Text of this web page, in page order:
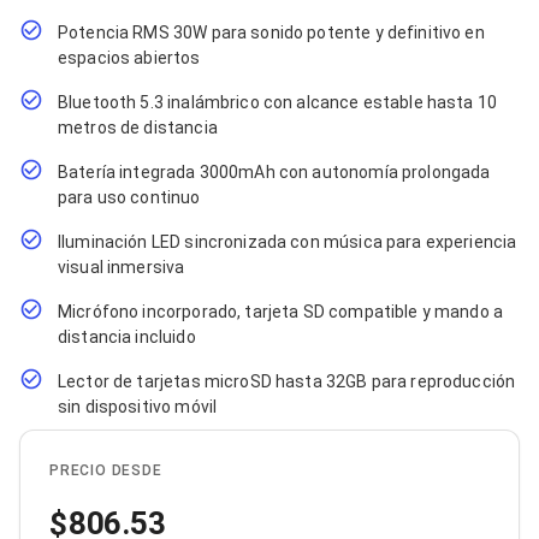
Cables Coaxiales
Accesorios para Cables
Jacks de Red
Conectores
Tapas y Cajas
Pinzas Ponchadoras
Probadores de Cable
Protectores para Cables
Cables para Impresoras
Cableado Estructurado
Sujetadores de Cables
Cinchos
Adaptadores
Adaptadores PC
Adaptadores PC USB
Adaptadores PC Serial
Adaptadores PC IDE
Adaptadores PC Teclado
Potencia RMS 30W para sonido potente y definitivo en
espacios abiertos
Bluetooth 5.3 inalámbrico con alcance estable hasta 10
metros de distancia
Batería integrada 3000mAh con autonomía prolongada
para uso continuo
Iluminación LED sincronizada con música para experiencia
visual inmersiva
Micrófono incorporado, tarjeta SD compatible y mando a
distancia incluido
Lector de tarjetas microSD hasta 32GB para reproducción
sin dispositivo móvil
PRECIO DESDE
806.53